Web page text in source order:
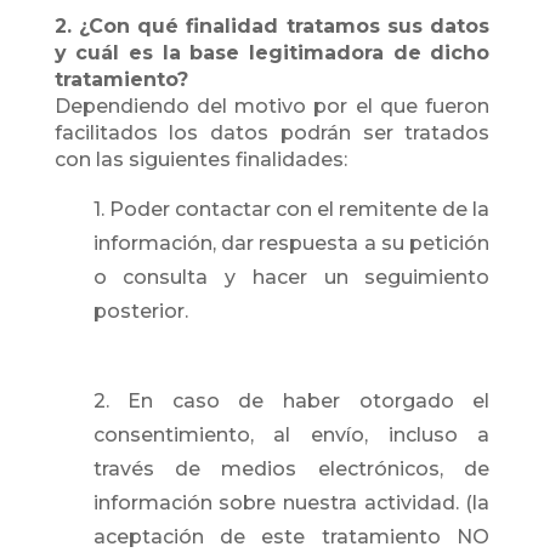
2. ¿Con qué finalidad tratamos sus datos
y cuál es la base legitimadora de dicho
tratamiento?
Dependiendo del motivo por el que fueron
facilitados los datos podrán ser tratados
con las siguientes finalidades:
1. Poder contactar con el remitente de la
información, dar respuesta a su petición
o consulta y hacer un seguimiento
posterior.
2. En caso de haber otorgado el
consentimiento, al envío, incluso a
través de medios electrónicos, de
información sobre nuestra actividad. (la
aceptación de este tratamiento NO